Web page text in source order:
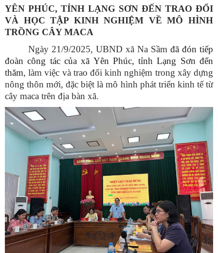
YÊN PHÚC, TỈNH LẠNG SƠN ĐẾN TRAO ĐỔI
VÀ HỌC TẬP KINH NGHIỆM VỀ MÔ HÌNH
TRỒNG CÂY MACA
Ngày 21/9/2025, UBND xã Na Sầm đã đón tiếp
đoàn công tác của xã Yên Phúc, tỉnh Lạng Sơn đến
thăm, làm việc và trao đổi kinh nghiệm trong xây dựng
nông thôn mới, đặc biệt là mô hình phát triển kinh tế từ
cây maca trên địa bàn xã.